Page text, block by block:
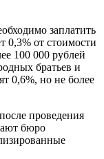
заплатить
0,3% от стоимости
100 000 рублей
братьев и
0,6%, но не более
проведения
бюро